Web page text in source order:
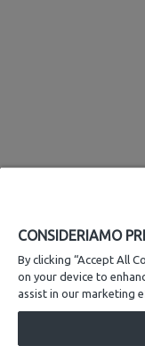
CONSIDERIAMO
By clicking “Accept All
on your device to
assist in our marketing